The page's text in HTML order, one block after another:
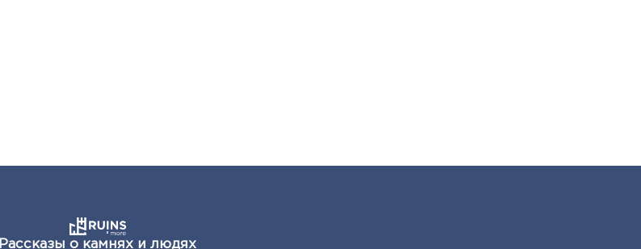
Рассказы о камнях и людях